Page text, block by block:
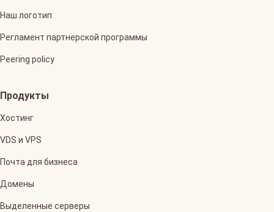
Наш логотип
Регламент партнерской программы
Peering policy
Продукты
Хостинг
VDS и VPS
Почта для бизнеса
Домены
Выделенные серверы